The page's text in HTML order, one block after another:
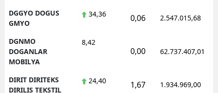
DGGYO DOGUS
GMYO
34,36 0,06 2.547.015,68
DGNMO
DOGANLAR
MOBILYA
8,42
0,00 62.737.407,01
DIRIT DIRITEKS
DIRILIS TEKSTIL
24,40 1,67 1.934.969,00